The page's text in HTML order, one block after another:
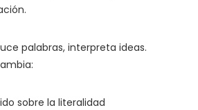
palabras, interpreta ideas.
sobre la literalidad